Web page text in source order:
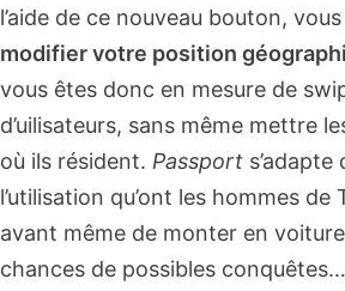
l’aide de ce nouveau bouton,
modifier votre position
vous êtes donc en mesure de
d’uilisateurs, sans même mettre
où ils résident. Passport
l’utilisation qu’ont les hommes de
avant même de monter en
chances de possibles